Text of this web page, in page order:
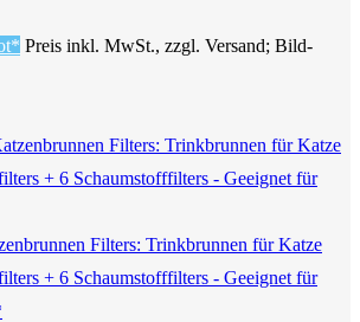
Preis inkl. MwSt., zzgl. Versand; Bild-
Filters: Trinkbrunnen für Katze
+ 6 Schaumstofffilters - Geeignet für